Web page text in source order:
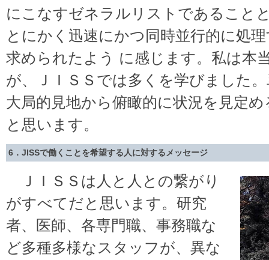
にこなすゼネラルリストであること
とにかく迅速にかつ同時並行的に処
求められたよう に感じます。私は本
が、ＪＩＳＳでは多くを学びました
大局的見地から俯瞰的に状況を見定
と思います。
6．JISSで働くことを希望する人に対するメッセージ
ＪＩＳＳは人と人との繋がり
がすべてだと思います。研究
者、医師、各専門職、事務職な
ど多種多様なスタッフが、異な